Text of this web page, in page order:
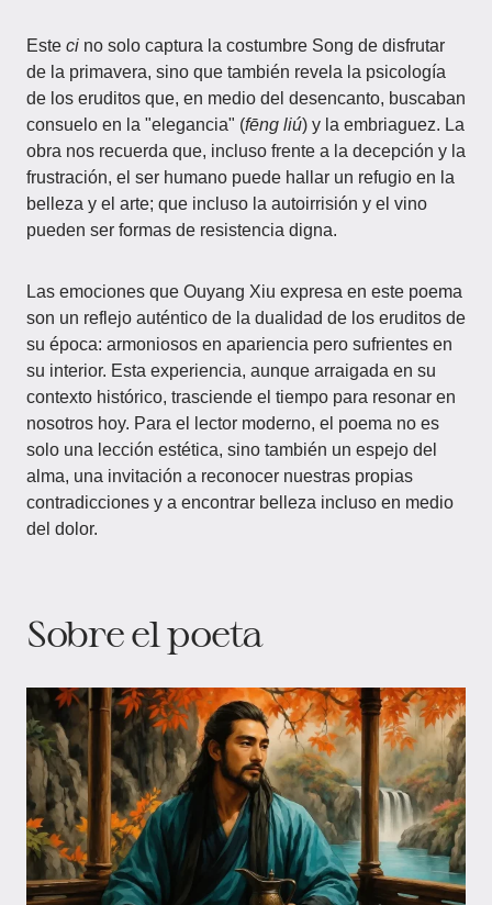
Este ci no solo captura la costumbre Song de disfrutar
de la primavera, sino que también revela la psicología
de los eruditos que, en medio del desencanto, buscaban
consuelo en la "elegancia" (fēng liú) y la embriaguez. La
obra nos recuerda que, incluso frente a la decepción y la
frustración, el ser humano puede hallar un refugio en la
belleza y el arte; que incluso la autoirrisión y el vino
pueden ser formas de resistencia digna.
Las emociones que Ouyang Xiu expresa en este poema
son un reflejo auténtico de la dualidad de los eruditos de
su época: armoniosos en apariencia pero sufrientes en
su interior. Esta experiencia, aunque arraigada en su
contexto histórico, trasciende el tiempo para resonar en
nosotros hoy. Para el lector moderno, el poema no es
solo una lección estética, sino también un espejo del
alma, una invitación a reconocer nuestras propias
contradicciones y a encontrar belleza incluso en medio
del dolor.
Sobre el poeta